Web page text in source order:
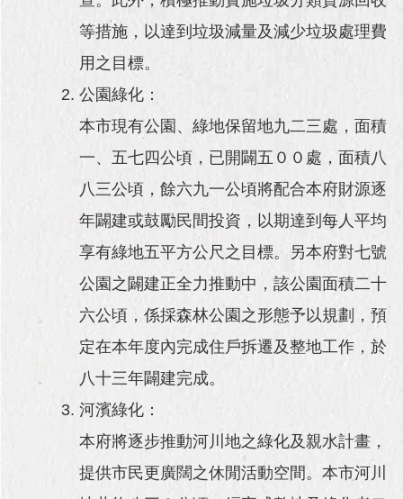
等措施，以達到垃圾減量及減少垃圾處理費
用之目標。
公園綠化：
本市現有公園、綠地保留地九二三處，面積
一、五七四公頃，已開闢五００處，面積八
八三公頃，餘六九一公頃將配合本府財源逐
年闢建或鼓勵民間投資，以期達到每人平均
享有綠地五平方公尺之目標。另本府對七號
公園之闢建正全力推動中，該公園面積二十
六公頃，係採森林公園之形態予以規劃，預
定在本年度內完成住戶拆遷及整地工作，於
八十三年闢建完成。
河濱綠化：
本府將逐步推動河川地之綠化及親水計畫，
提供市民更廣闊之休閒活動空間。本市河川